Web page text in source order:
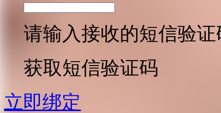
请输入接收的短信验证
获取短信验证码
立即绑定